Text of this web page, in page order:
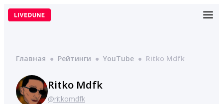
Перейти
Главная ● Рейтинги ● YouTube ● Ritko Mdfk
Ritko Mdfk
@ritkomdfk